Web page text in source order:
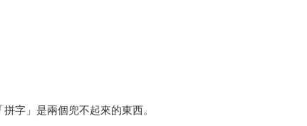
字」是兩個兜不起來的東西。